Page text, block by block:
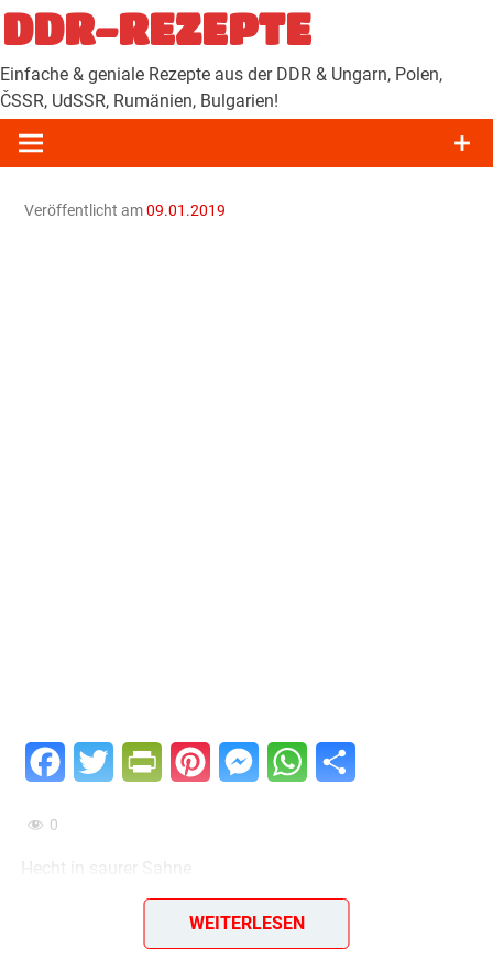
Zum
Inhalt
springen
DDR-REZEPTE
Einfache & geniale Rezepte aus der DDR & Ungarn, Polen,
ČSSR, UdSSR, Rumänien, Bulgarien!
Veröffentlicht am09.01.2019
FacebookTwitter PrintFriendly
PinterestMessengerWhatsApp
0
Hecht in saurer Sahne
1 Hecht von etwa 1, 5 kg, Salz, Pfeffer, 1 Lorbeerblatt, 6
Pfefferkörner, 1/4 Liter saure Sahne, 1 Zwiebel, 60 g
WEITERLESEN